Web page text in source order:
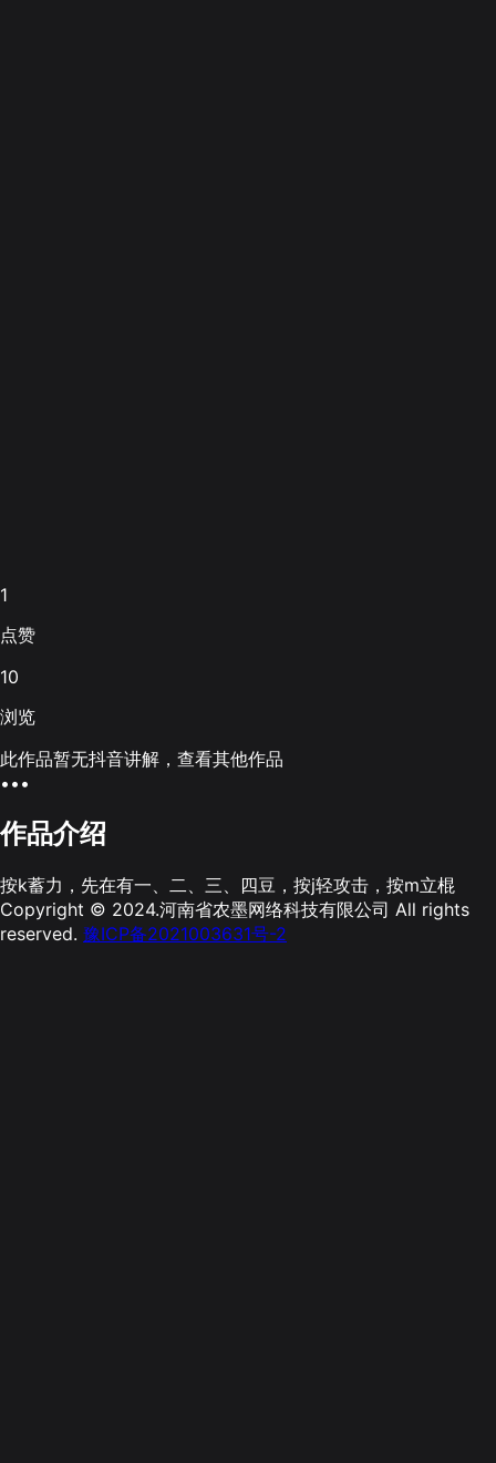
1
点赞
10
浏览
此作品暂无抖音讲解，查看其他作品
•••
作品介绍
按k蓄力，先在有一、二、三、四豆，按j轻攻击，按m立棍
Copyright © 2024.河南省农墨网络科技有限公司 All rights
reserved. 豫ICP备2021003631号-2